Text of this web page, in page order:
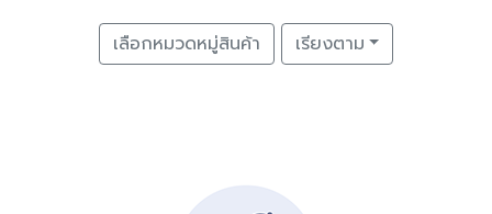
เลือกหมวดหมู่สินค้า เรียงตาม